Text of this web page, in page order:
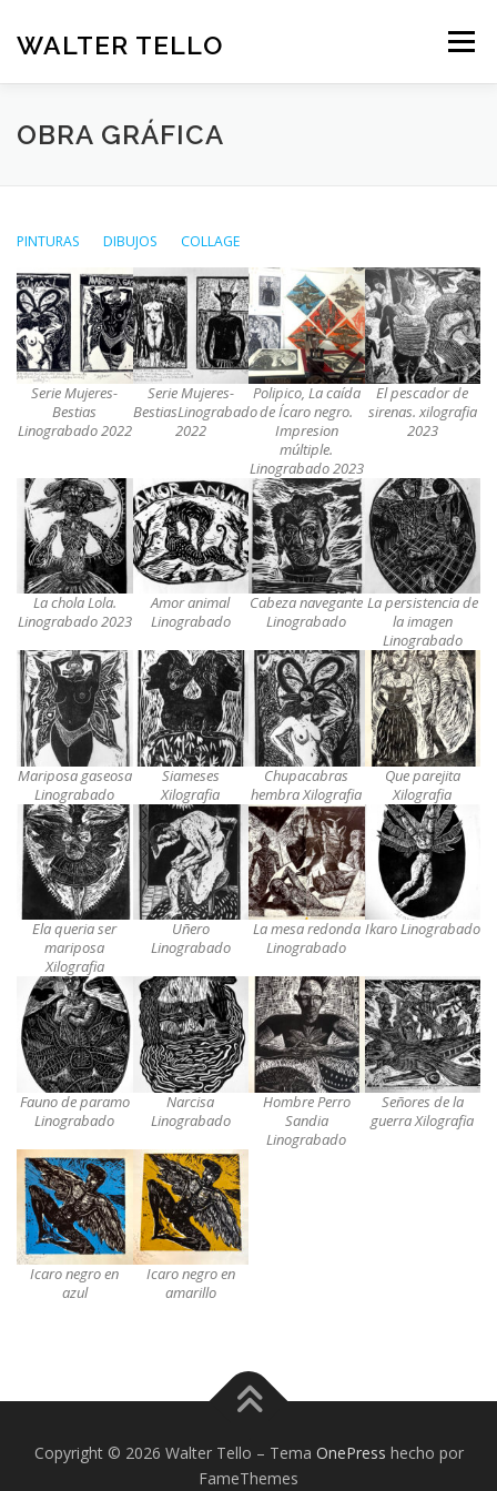
contenido
WALTER TELLO Menú
INICIO GALERIA
Deutsch
Español
OBRA GRÁFICA
PINTURAS DIBUJOS COLLAGE
Serie Mujeres-
Bestias
Linograbado 2022
Serie Mujeres-
BestiasLinograbado
2022
Polipico, La caída
de Ícaro negro.
Impresion
múltiple.
Linograbado 2023
El pescador de
sirenas. xilografia
2023
La chola Lola.
Linograbado 2023
Amor animal
Linograbado
Cabeza navegante
Linograbado
La persistencia de
la imagen
Linograbado
Mariposa gaseosa
Linograbado
Siameses
Xilografia
Chupacabras
hembra Xilografia
Que parejita
Xilografia
Ela queria ser
mariposa
Xilografia
Uñero
Linograbado
La mesa redonda
Linograbado
Ikaro Linograbado
Fauno de paramo
Linograbado
Narcisa
Linograbado
Hombre Perro
Sandia
Linograbado
Señores de la
guerra Xilografia
Icaro negro en
azul
Icaro negro en
amarillo
Copyright © 2026 Walter Tello – Tema OnePress hecho por
FameThemes